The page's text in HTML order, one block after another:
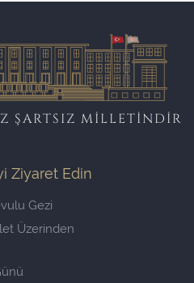
ŞARTSIZ MİLLETİNDİR
Ziyaret Edin
Gezi
Üzerinden